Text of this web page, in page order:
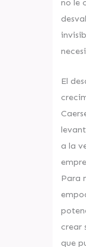
no le
El
a la
Para
crear
que